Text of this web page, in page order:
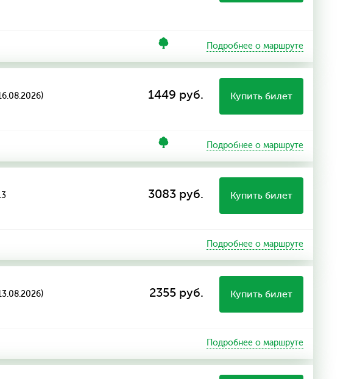
Подробнее о маршруте
1449 руб. Купить билет
Подробнее о маршруте
3083 руб. Купить билет
Подробнее о маршруте
2355 руб. Купить билет
Подробнее о маршруте